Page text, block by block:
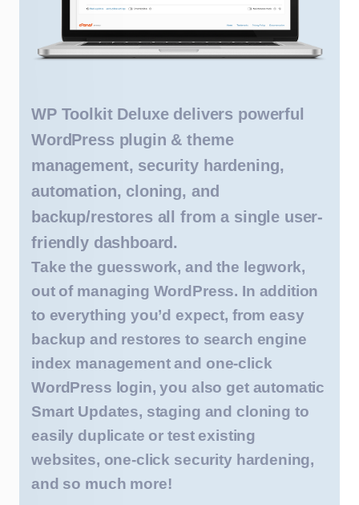
WP Toolkit Deluxe delivers powerful
WordPress plugin & theme
management, security hardening,
automation, cloning, and
backup/restores all from a single user-
friendly dashboard.
Take the guesswork, and the legwork,
out of managing WordPress. In addition
to everything you’d expect, from easy
backup and restores to search engine
index management and one-click
WordPress login, you also get automatic
Smart Updates, staging and cloning to
easily duplicate or test existing
websites, one-click security hardening,
and so much more!